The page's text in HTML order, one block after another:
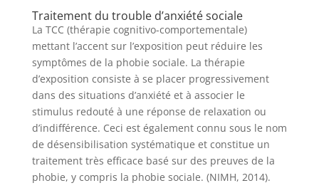
Traitement du trouble d’anxiété sociale
La TCC (thérapie cognitivo-comportementale)
mettant l’accent sur l’exposition peut réduire les
symptômes de la phobie sociale. La thérapie
d’exposition consiste à se placer progressivement
dans des situations d’anxiété et à associer le
stimulus redouté à une réponse de relaxation ou
d’indifférence. Ceci est également connu sous le nom
de désensibilisation systématique et constitue un
traitement très efficace basé sur des preuves de la
phobie, y compris la phobie sociale. (NIMH, 2014).